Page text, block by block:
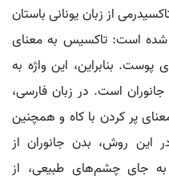
از زبان یونانی باستان
است: تاکسیس به معنای
بنابراین، این واژه به
است. در زبان فارسی،
پر کردن با کاه و همچنین
روش، بدن جانوران از
جای چشم‌های طبیعی، از